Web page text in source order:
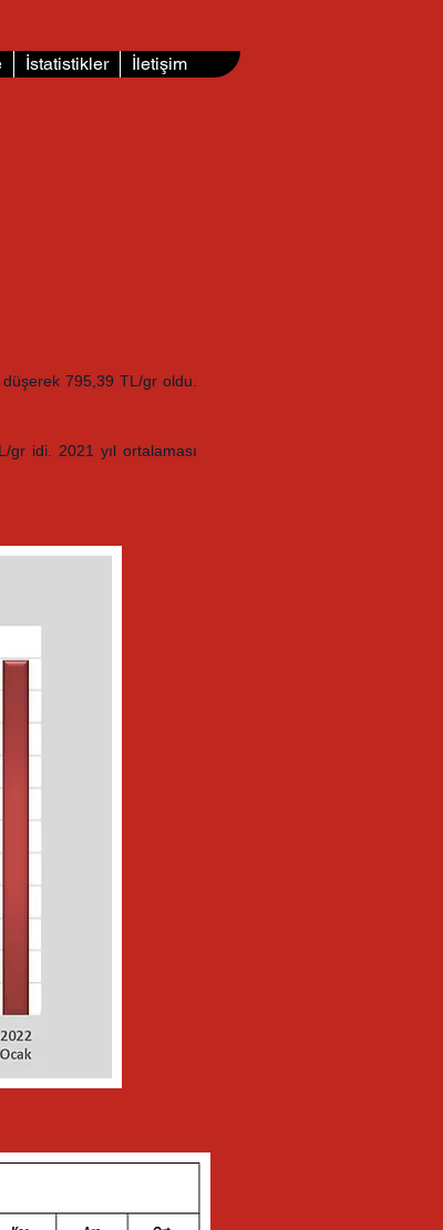
İstatistikler İletişim
795,39 TL/gr oldu.
gr idi. 2021 yıl ortalaması